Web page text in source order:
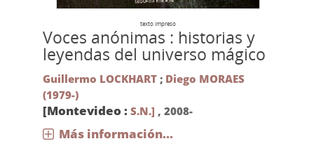
texto impreso
Voces anónimas : historias y
leyendas del universo mágico
Guillermo LOCKHART; Diego MORAES
(1979-)
[Montevideo : S.N.] , 2008-
Más información...